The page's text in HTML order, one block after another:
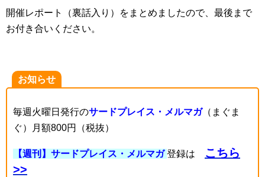
開催レポート（裏話入り）をまとめましたので、最後まで
お付き合いください。
お知らせ
毎週火曜日発行のサードプレイス・メルマガ（まぐま
ぐ）月額800円（税抜）
【週刊】サードプレイス・メルマガ 登録は
こちら
>>